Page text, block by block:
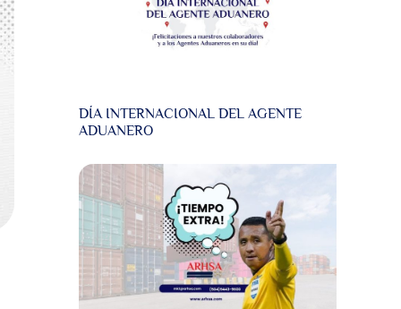
DÍA INTERNACIONAL DEL AGENTE
ADUANERO